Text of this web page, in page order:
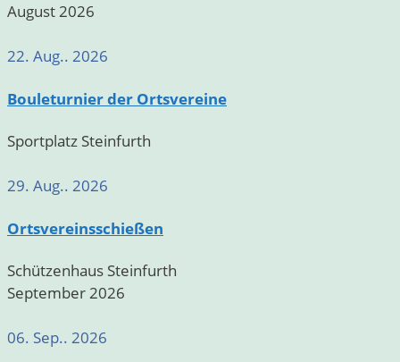
August 2026
22. Aug.. 2026
Bouleturnier der Ortsvereine
Sportplatz Steinfurth
29. Aug.. 2026
Ortsvereinsschießen
Schützenhaus Steinfurth
September 2026
06. Sep.. 2026